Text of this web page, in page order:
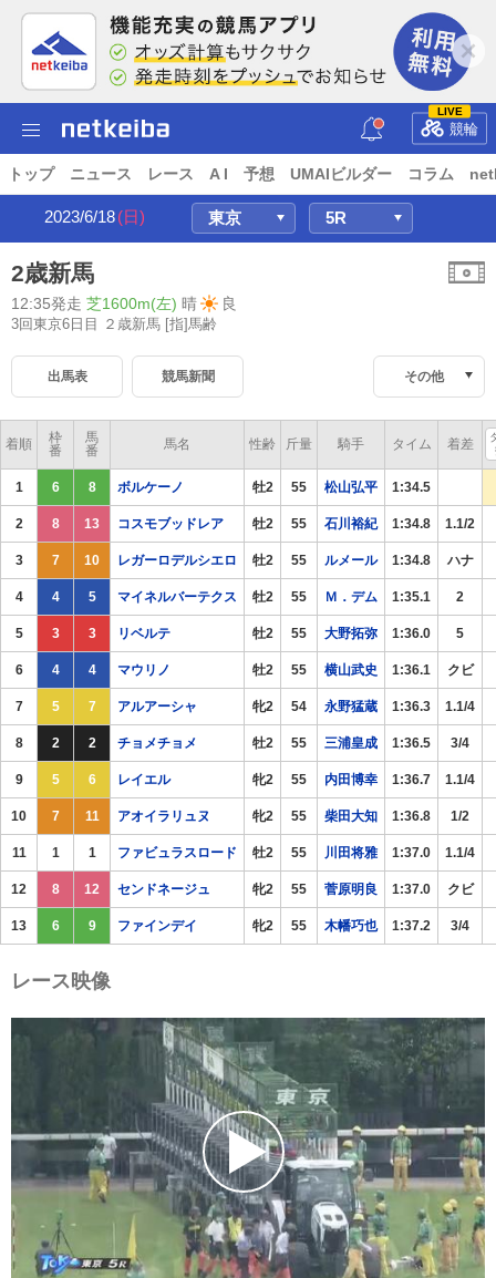
LIVE
競輪
トップ ニュース レース A I 予想 UMAIビルダー コラム
2023/6/18(日)
2歳新馬
12:35発走 芝1600m(左) 晴 良
3回東京6日目 ２歳新馬 [指]馬齢
出馬表 競馬新聞 その他
着順
枠
番
馬
番
馬名 性齢 斤量 騎手 タイム 着差
1 6 8 ボルケーノ 牡2 55 松山弘平 1:34.5
2 8 13 コスモブッドレア 牡2 55 石川裕紀 1:34.8 1.1/2
3 7 10 レガーロデルシエロ 牡2 55 ルメール 1:34.8 ハナ
4 4 5 マイネルバーテクス 牡2 55 Ｍ．デム 1:35.1 2
5 3 3 リベルテ 牡2 55 大野拓弥 1:36.0 5
6 4 4 マウリノ 牡2 55 横山武史 1:36.1 クビ
7 5 7 アルアーシャ 牝2 54 永野猛蔵 1:36.3 1.1/4
8 2 2 チョメチョメ 牡2 55 三浦皇成 1:36.5 3/4
9 5 6 レイエル 牝2 55 内田博幸 1:36.7 1.1/4
10 7 11 アオイラリュヌ 牝2 55 柴田大知 1:36.8 1/2
11 1 1 ファビュラスロード 牡2 55 川田将雅 1:37.0 1.1/4
12 8 12 センドネージュ 牝2 55 菅原明良 1:37.0 クビ
13 6 9 ファインデイ 牝2 55 木幡巧也 1:37.2 3/4
レース映像